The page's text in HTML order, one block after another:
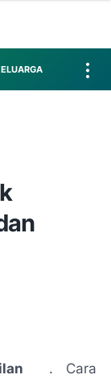
. Cara